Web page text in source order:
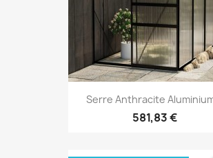
Serre Anthracite
581,83 €